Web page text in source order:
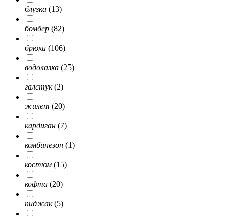
блузка (13)
бомбер (82)
брюки (106)
водолазка (25)
галстук(2)
жилет (20)
кардиган (7)
комбинезон (1)
костюм (15)
кофта (20)
пиджак(5)